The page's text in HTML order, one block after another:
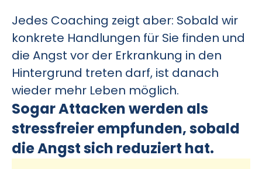
Jedes Coaching zeigt aber: Sobald wir
konkrete Handlungen für Sie finden und
die Angst vor der Erkrankung in den
Hintergrund treten darf, ist danach
wieder mehr Leben möglich.
Sogar Attacken werden als
stressfreier empfunden, sobald
die Angst sich reduziert hat.